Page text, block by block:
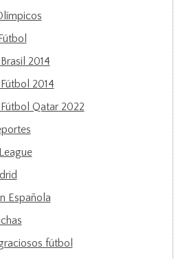
2014
2014
Qatar 2022
Española
fútbol